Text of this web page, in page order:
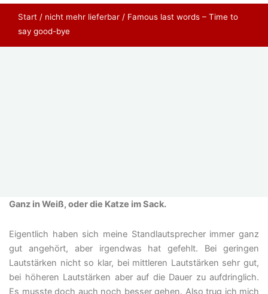
Start / nicht mehr lieferbar / Famous last words – Time to
say good-bye
Ganz in Weiß, oder die Katze im Sack.
Eigentlich haben sich meine Standlautsprecher immer ganz
gut angehört, aber irgendwas hat gefehlt. Bei geringen
Lautstärken nicht so klar, bei mittleren Lautstärken sehr gut,
bei höheren Lautstärken aber auf die Dauer zu aufdringlich.
Es musste doch auch noch besser gehen. Also trug ich mich